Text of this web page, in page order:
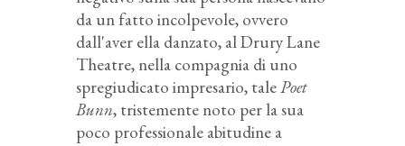
da un fatto incolpevole, ovvero
dall'aver ella danzato, al Drury Lane
Theatre, nella compagnia di uno
spregiudicato impresario, talePoet
Bunn, tristemente noto per la sua
poco professionale abitudine a